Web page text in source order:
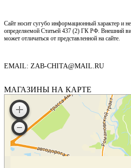
Сайт носит сугубо информационный характер и
определяемой Статьей 437 (2) ГК РФ. Внешний
может отличаться от представленной на сайте.
EMAIL: ZAB-CHITA@MAIL.RU
МАГАЗИНЫ НА КАРТЕ